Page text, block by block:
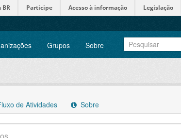
BR Participe Acesso à informação Legislação
Grupos Sobre
de Atividades Sobre